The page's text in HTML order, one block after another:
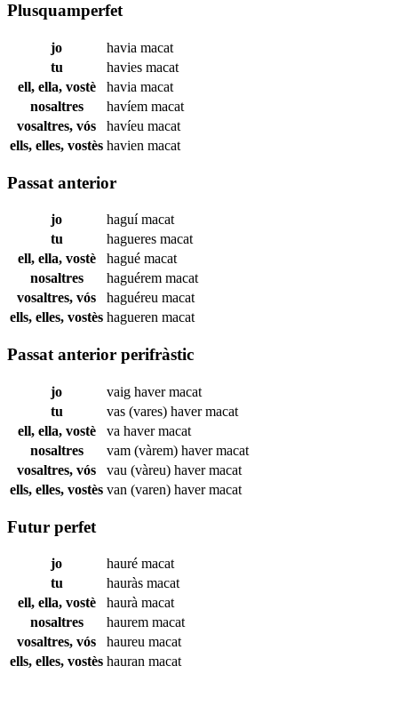
Plusquamperfet
jo havia macat
tu
havies macat
ell, ella, vostè
havia macat
nosaltres
havíem macat
vosaltres, vós
havíeu macat
ells, elles, vostès havien macat
Passat anterior
jo haguímacat
tu
hagueres macat
ell, ella, vostè
hagué macat
nosaltres
haguérem macat
vosaltres, vós
haguéreu macat
ells, elles, vostès hagueren macat
Passat anterior perifràstic
jo vaig havermacat
tu
vas (vares) havermacat
ell, ella, vostè
va havermacat
nosaltres
vam (vàrem) havermacat
vosaltres, vós
vau (vàreu) havermacat
ells, elles, vostès van (varen) havermacat
Futur perfet
jo hauré macat
tu
hauràs macat
ell, ella, vostè
haurà macat
nosaltres
haurem macat
vosaltres, vós
haureu macat
ells, elles, vostès hauran macat